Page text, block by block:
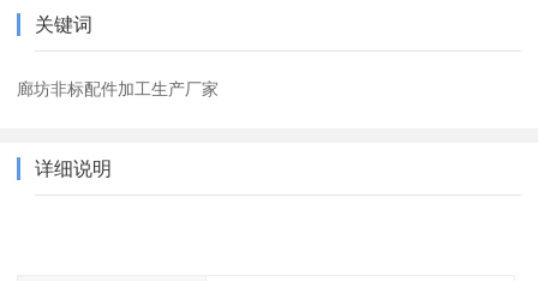
关键词
廊坊非标配件加工生产厂家
详细说明